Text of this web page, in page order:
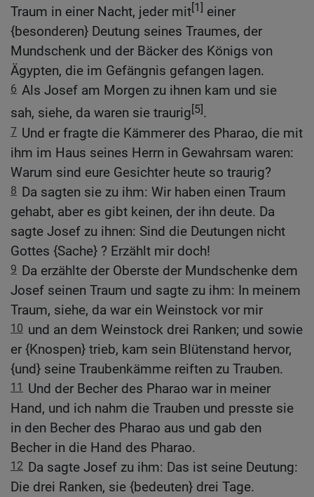
Traum in einer Nacht, jeder mit[1] einer
{besonderen} Deutung seines Traumes, der
Mundschenk und der Bäcker des Königs von
Ägypten, die im Gefängnis gefangen lagen.
6 Als Josef am Morgen zu ihnen kam und sie
sah, siehe, da waren sie traurig[5].
7 Und er fragte die Kämmerer des Pharao, die mit
ihm im Haus seines Herrn in Gewahrsam waren:
Warum sind eure Gesichter heute so traurig?
8 Da sagten sie zu ihm: Wir haben einen Traum
gehabt, aber es gibt keinen, der ihn deute. Da
sagte Josef zu ihnen: Sind die Deutungen nicht
Gottes {Sache} ? Erzählt mir doch!
9 Da erzählte der Oberste der Mundschenke dem
Josef seinen Traum und sagte zu ihm: In meinem
Traum, siehe, da war ein Weinstock vor mir
10 und an dem Weinstock drei Ranken; und sowie
er {Knospen} trieb, kam sein Blütenstand hervor,
{und} seine Traubenkämme reiften zu Trauben.
11 Und der Becher des Pharao war in meiner
Hand, und ich nahm die Trauben und presste sie
in den Becher des Pharao aus und gab den
Becher in die Hand des Pharao.
12 Da sagte Josef zu ihm: Das ist seine Deutung:
Die drei Ranken, sie {bedeuten} drei Tage.